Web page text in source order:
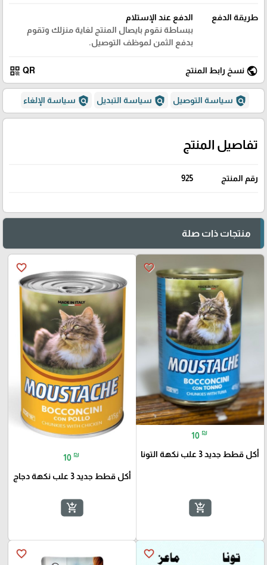
طريقة الدفع
الدفع عند الإستلام
ببساطة نقوم بايصال المنتج لغاية منزلك وتقوم
بدفع الثمن لموظف التوصيل.
public نسخ رابط المنتج QR
qr_code
policy سياسة التوصيل policy سياسة التبديل policy سياسة الإلغاء
تفاصيل المنتج
رقم المنتج 925
منتجات ذات صلة
favorite_border
10 ₪
أكل قطط جديد 3 علب نكهة التونا
add_shopping_cart
favorite_border
10 ₪
أكل قطط جديد 3 علب نكهة دجاج
add_shopping_cart
favorite_border
favorite_border